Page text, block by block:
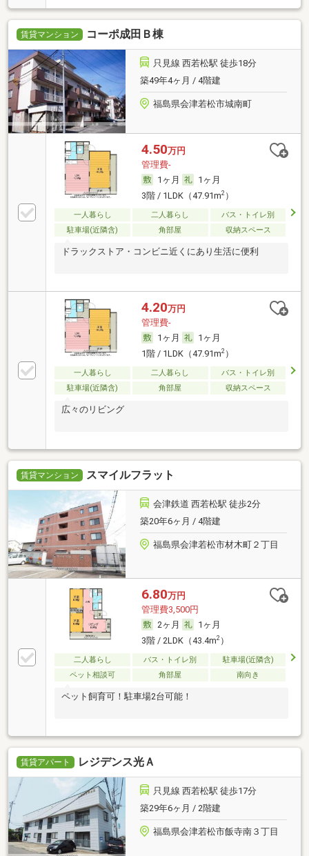
賃貸マンション コーポ成田Ｂ棟
只見線 西若松駅 徒歩18分
築49年4ヶ月 / 4階建
福島県会津若松市城南町
4.50万円
管理費-
1ヶ月
1ヶ月
3階 / 1LDK（47.91m2）
一人暮らし 二人暮らし
バス・トイレ別
駐車場(近隣含)
角部屋 収納スペース
ドラックストア・コンビニ近くにあり生活に便利
4.20万円
管理費-
1ヶ月
1ヶ月
1階 / 1LDK（47.91m2）
一人暮らし 二人暮らし
バス・トイレ別
駐車場(近隣含)
角部屋 収納スペース
広々のリビング
賃貸マンション スマイルフラット
会津鉄道 西若松駅 徒歩2分
築20年6ヶ月 / 4階建
福島県会津若松市材木町２丁目
6.80万円
管理費3,500円
2ヶ月
1ヶ月
3階 / 2LDK（43.4m2）
二人暮らし バス・トイレ別
駐車場(近隣含)
ペット相談可
角部屋 南向き
ペット飼育可！駐車場2台可能！
賃貸アパート レジデンス光Ａ
只見線 西若松駅 徒歩17分
築29年6ヶ月 / 2階建
福島県会津若松市飯寺南３丁目